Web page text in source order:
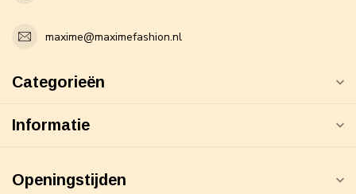
maxime@maximefashion.nl
Categorieën
Informatie
Openingstijden